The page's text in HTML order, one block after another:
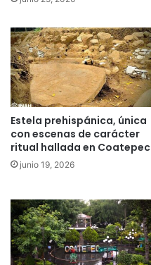
Estela prehispánica, única
con escenas de carácter
ritual hallada en Coatepec
junio 19, 2026